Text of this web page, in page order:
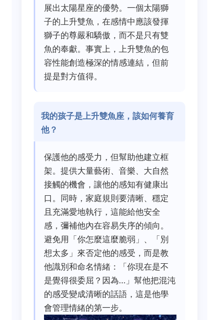
展出太陽星座的優勢。一個太陽獅
子的上升雙魚，在感情中應該發揮
獅子的尊嚴和驕傲，而不是只有雙
魚的奉獻。事實上，上升雙魚的包
容性能創造極深的情感連結，但前
提是對方值得。
我的孩子是上升雙魚座，該如何養育
他？
保護他的感受力，但幫助他建立框
架。提供大量藝術、音樂、大自然
接觸的機會，讓他的感知有健康出
口。同時，家庭規則要清晰、穩定
且充滿愛地執行，這能給他安全
感，彌補他內在容易失序的傾向。
避免用「你怎麼這麼脆弱」、「別
想太多」來否定他的感受，而是教
他識別和命名情緒：「你現在是不
是覺得很委屈？因為…」幫他把混沌
的感受變成清晰的話語，這是他學
會管理情緒的第一步。